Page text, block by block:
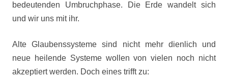
bedeutenden Umbruchphase. Die Erde wandelt sich
und wir uns mit ihr.
Alte Glaubenssysteme sind nicht mehr dienlich und
neue heilende Systeme wollen von vielen noch nicht
akzeptiert werden. Doch eines trifft zu: